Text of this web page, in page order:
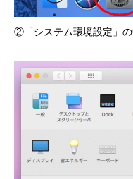
②「システム環境設定」の